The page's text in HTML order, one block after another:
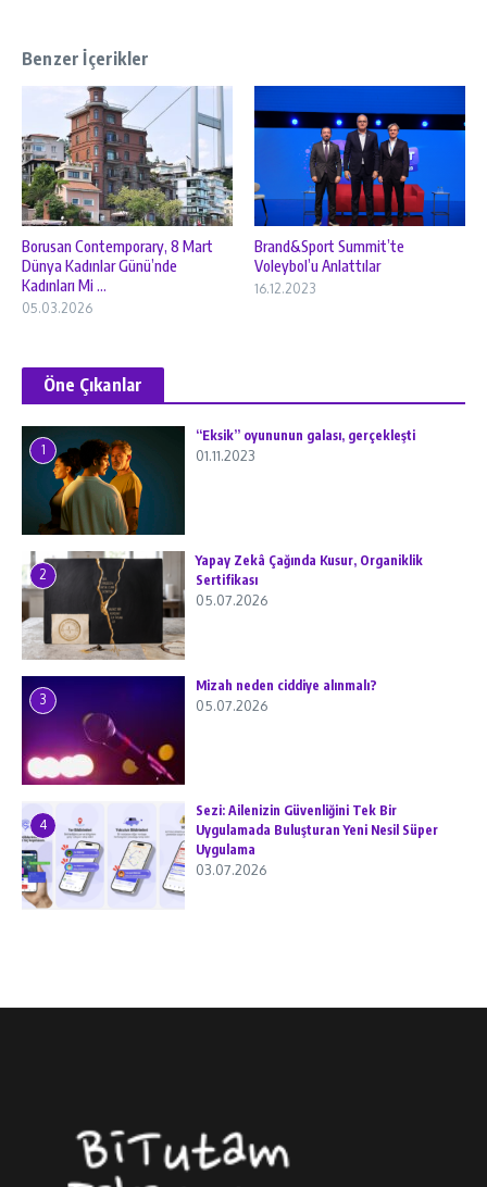
Benzer İçerikler
Borusan Contemporary, 8 Mart
Dünya Kadınlar Günü’nde
Kadınları Mi ...
05.03.2026
Brand&Sport Summit’te
Voleybol’u Anlattılar
16.12.2023
Öne Çıkanlar
1
“Eksik” oyununun galası, gerçekleşti
01.11.2023
2
Yapay Zekâ Çağında Kusur, Organiklik
Sertifikası
05.07.2026
3
Mizah neden ciddiye alınmalı?
05.07.2026
4
Sezi: Ailenizin Güvenliğini Tek Bir
Uygulamada Buluşturan Yeni Nesil Süper
Uygulama
03.07.2026